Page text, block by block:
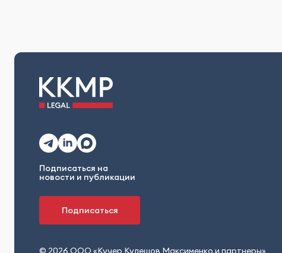
Подписаться на
новости и публикации
Подписаться
© 2026 ООО «Кучер Кулешов Максименко и партнеры»